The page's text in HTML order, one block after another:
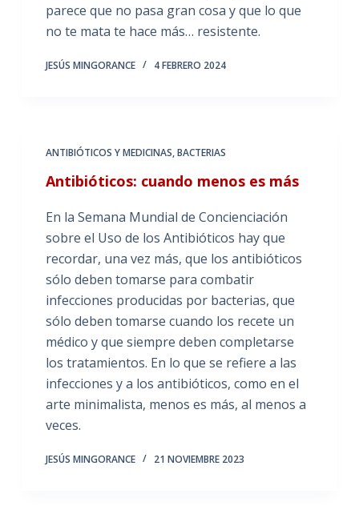
parece que no pasa gran cosa y que lo que
no te mata te hace más… resistente.
JESÚS MINGORANCE 4 FEBRERO 2024
ANTIBIÓTICOS Y MEDICINAS,BACTERIAS
Antibióticos: cuando menos es más
En la Semana Mundial de Concienciación
sobre el Uso de los Antibióticos hay que
recordar, una vez más, que los antibióticos
sólo deben tomarse para combatir
infecciones producidas por bacterias, que
sólo deben tomarse cuando los recete un
médico y que siempre deben completarse
los tratamientos. En lo que se refiere a las
infecciones y a los antibióticos, como en el
arte minimalista, menos es más, al menos a
veces.
JESÚS MINGORANCE 21 NOVIEMBRE 2023